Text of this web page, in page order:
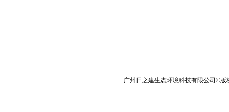
广州日之建生态环境科技有限公司©版